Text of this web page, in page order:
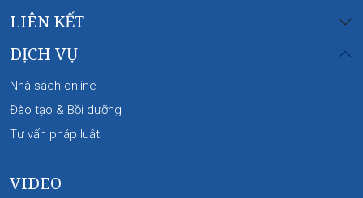
LIÊN KẾT
DỊCH VỤ
Nhà sách online
Đào tạo & Bồi dưỡng
Tư vấn pháp luật
VIDEO